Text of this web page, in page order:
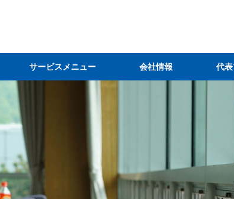
サービスメニュー 会社情報 代